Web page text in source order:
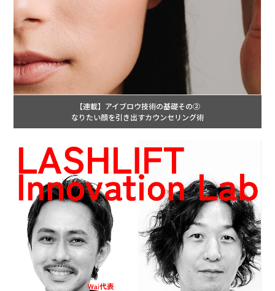
【連載】アイブロウ技術の基礎その②
なりたい顔を引き出すカウンセリング術